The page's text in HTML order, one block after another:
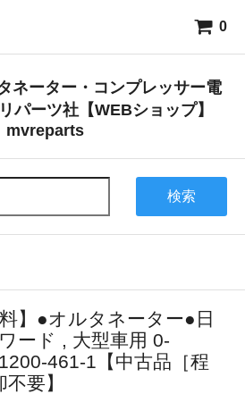
0
ネーター・コンプレッサー電
ーツ社【WEBショップ】
mvreparts
検索
】●オルタネーター●日
ード , 大型車用 0-
461-1【中古品［程
要】